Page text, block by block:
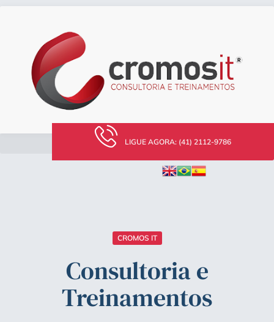
LIGUE AGORA: (41) 2112-9786
CROMOS IT
Consultoria e
Treinamentos